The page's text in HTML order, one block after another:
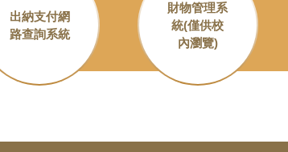
出納支付網
路查詢系統
財物管理系
統(僅供校
內瀏覽)